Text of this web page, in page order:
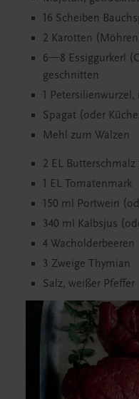
16 Scheiben
2 Karotten
6—8 Essiggurkerl
geschnitten
1
Spagat (oder
Mehl zum Wälzen
2 EL Butterschmalz
1 EL Tomatenmark
150 ml Portwein
340 ml Kalbsjus
4 Wacholderbeeren
3 Zweige Thymian
Salz, weißer Pfeffer